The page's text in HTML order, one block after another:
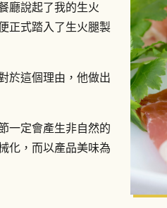
廳說起了我的生火
正式踏入了生火腿製
於這個理由，他做出
一定會產生非自然的
化，而以產品美味為